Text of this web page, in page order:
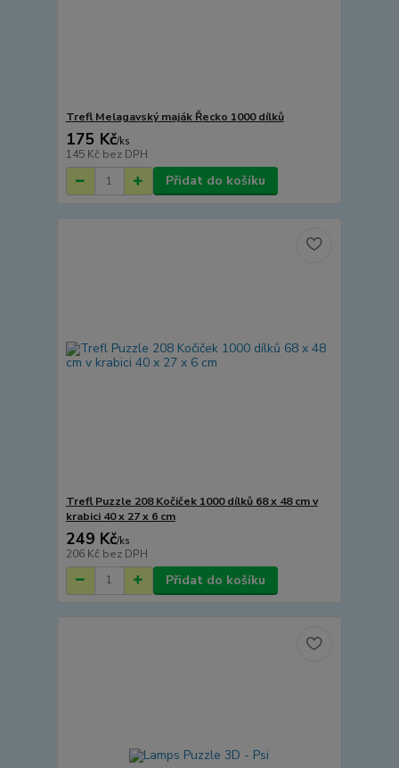
Trefl Melagavský maják Řecko 1000 dílků
175 Kč/ks
145 Kč bez DPH
Přidat do košíku
Trefl Puzzle 208 Kočiček 1000 dílků 68 x 48 cm v
krabici 40 x 27 x 6 cm
249 Kč/ks
206 Kč bez DPH
Přidat do košíku